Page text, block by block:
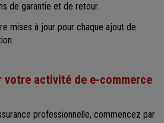
de garantie et de retour.
mises à jour pour chaque ajout de
votre activité de e-commerce
professionnelle, commencez par